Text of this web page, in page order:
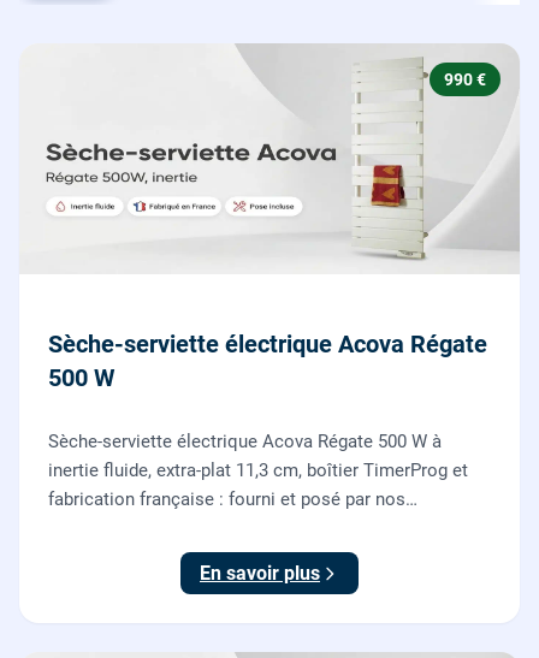
990 €
Sèche-serviette électrique Acova Régate
500 W
Sèche-serviette électrique Acova Régate 500 W à
inertie fluide, extra-plat 11,3 cm, boîtier TimerProg et
fabrication française : fourni et posé par nos
En savoir plus